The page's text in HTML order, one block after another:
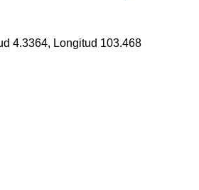
4.3364, Longitud 103.468